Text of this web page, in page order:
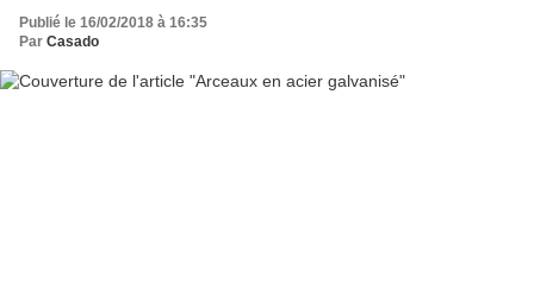
Publié le 16/02/2018 à 16:35
Par Casado